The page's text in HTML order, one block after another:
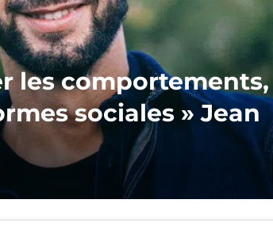
les
sociales » Jean